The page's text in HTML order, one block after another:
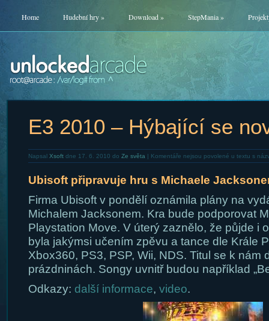
Home Hudební hry» Download» StepMania»
E3 2010 – Hýbající se
Napsal Xsoftdne 17. 6. 2010 do Ze světa | Komentáře nejsou povolené u textu s
Ubisoft připravuje hru s Michaele
Firma Ubisoft v pondělí oznámila plány na
Michalem Jacksonem. Kra bude podporovat
Playstation Move. V úterý zaznělo, že půjde i
byla jakýmsi učením zpěvu a tance dle Krále
Xbox360, PS3, PSP, Wii, NDS. Titul se k nám
prázdninách. Songy uvnitř budou například
Odkazy: další informace, video.